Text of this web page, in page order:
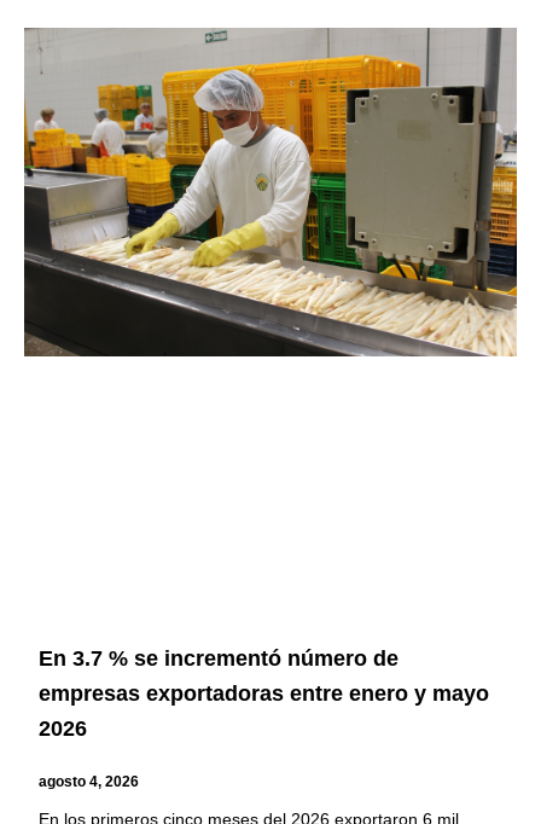
En 3.7 % se incrementó número de
empresas exportadoras entre enero y mayo
2026
agosto 4, 2026
En los primeros cinco meses del 2026 exportaron 6 mil